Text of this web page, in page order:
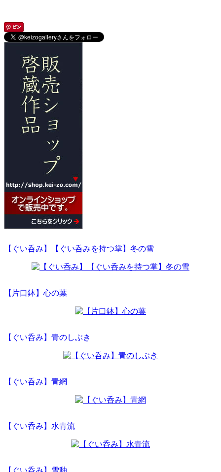
【ぐい呑み】【ぐい呑みを持つ掌】冬の雪
【片口鉢】心の葉
【ぐい呑み】青のしぶき
【ぐい呑み】青網
【ぐい呑み】水青流